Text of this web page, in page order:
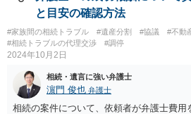
は必要でしょう。
と目安の確認方法
#家族間の相続トラブル #遺産分割 #協議
#不動
#相続トラブルの代理交渉
#調停
2024年10月2日
相続・遺言に強い弁護士
濵門 俊也 弁護士
相続の案件について、依頼者が弁護士費用